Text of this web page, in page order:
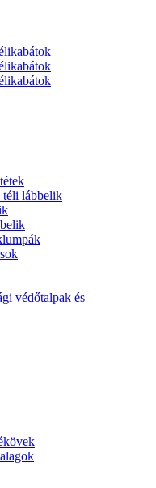
téli lábbelik
védőtalpak és